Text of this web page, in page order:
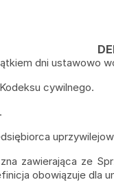
dni ustawowo
cywilnego.
zawierająca ze
obowiązuje dla